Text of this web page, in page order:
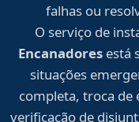
falhas ou
O serviço de
Encanadores está
situações
completa, troca de
verificação de